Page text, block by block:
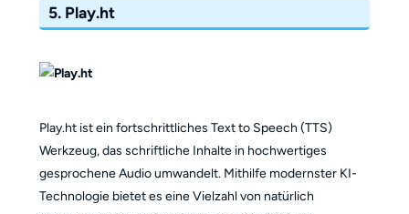
5. Play.ht
Play.ht ist ein fortschrittliches Text to Speech (TTS)
Werkzeug, das schriftliche Inhalte in hochwertiges
gesprochene Audio umwandelt. Mithilfe modernster KI-
Technologie bietet es eine Vielzahl von natürlich